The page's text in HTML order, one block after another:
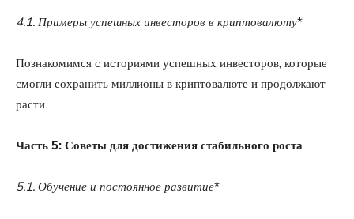
4.1. Примеры успешных инвесторов в криптовалюту*
Познакомимся с историями успешных инвесторов, которые
смогли сохранить миллионы в криптовалюте и продолжают
расти.
Часть 5: Советы для достижения стабильного роста
5.1. Обучение и постоянное развитие*